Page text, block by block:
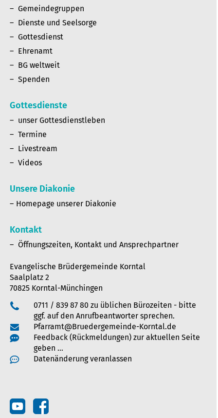
Gemeindegruppen
Dienste und Seelsorge
Gottesdienst
Ehrenamt
BG weltweit
Spenden
Gottesdienste
unser Gottesdienstleben
Termine
Livestream
Videos
Unsere Diakonie
Homepage unserer Diakonie
Kontakt
Öffnungszeiten, Kontakt und Ansprechpartner
Evangelische Brüdergemeinde Korntal
Saalplatz 2
70825 Korntal-Münchingen
0711 / 839 87 80 zu üblichen Bürozeiten - bitte
ggf. auf den Anrufbeantworter sprechen.
Pfarramt@Bruedergemeinde-Korntal.de
Feedback (Rückmeldungen) zur aktuellen Seite
geben …
Datenänderung veranlassen